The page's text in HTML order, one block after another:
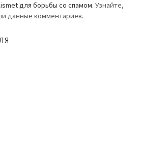
для борьбы со спамом. Узнайте,
данные комментариев.